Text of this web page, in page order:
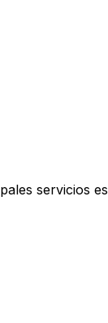
servicios